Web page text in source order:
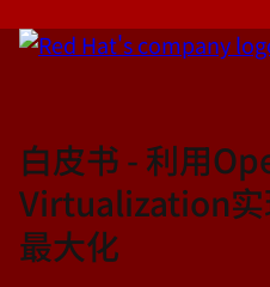
白皮书 - 利用
Virtualization实
最大化